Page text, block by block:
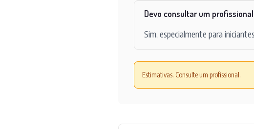
Devo consultar um
Sim, especialmente para
Estimativas. Consulte um profissional.